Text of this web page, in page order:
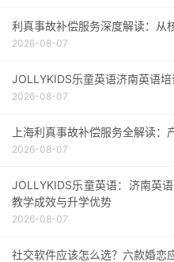
利真事故补偿服务深度解读：从
2026-08-07
JOLLYKIDS乐童英语济南英语
2026-08-07
上海利真事故补偿服务全解读：
2026-08-07
JOLLYKIDS乐童英语：济南英
教学成效与升学优势
2026-08-07
社交软件应该怎么选？六款婚恋